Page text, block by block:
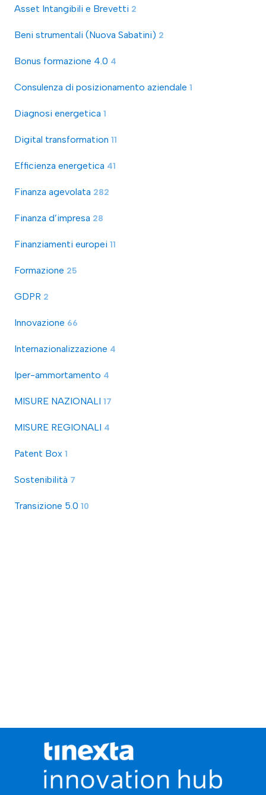
Asset Intangibili e Brevetti 2
Beni strumentali (Nuova Sabatini) 2
Bonus formazione 4.0 4
Consulenza di posizionamento aziendale 1
Diagnosi energetica 1
Digital transformation 11
Efficienza energetica 41
Finanza agevolata 282
Finanza d’impresa 28
Finanziamenti europei 11
Formazione 25
GDPR 2
Innovazione 66
Internazionalizzazione 4
Iper-ammortamento 4
MISURE NAZIONALI 17
MISURE REGIONALI 4
Patent Box 1
Sostenibilità 7
Transizione 5.0 10